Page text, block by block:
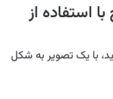
استفاده از
با یک تصویر به شکل